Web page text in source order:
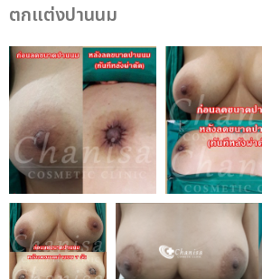
ตกแต่งปานนม